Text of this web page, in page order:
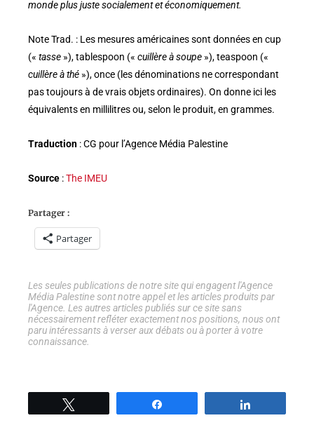
monde plus juste socialement et économiquement.
Note Trad. : Les mesures américaines sont données en cup
(« tasse »), tablespoon (« cuillère à soupe »), teaspoon («
cuillère à thé »), once (les dénominations ne correspondant
pas toujours à de vrais objets ordinaires). On donne ici les
équivalents en millilitres ou, selon le produit, en grammes.
Traduction : CG pour l’Agence Média Palestine
Source :The IMEU
Partager :
Partager
Les seules publications de notre site qui engagent l'Agence
Média Palestine sont notre appel et les articles produits par
l'Agence. Les autres articles publiés sur ce site sans
nécessairement refléter exactement nos positions, nous ont
paru intéressants à verser aux débats ou à porter à votre
connaissance.